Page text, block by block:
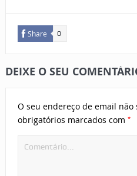
Share 0
DEIXE O SEU
O seu endereço de email
obrigatórios marcados com *